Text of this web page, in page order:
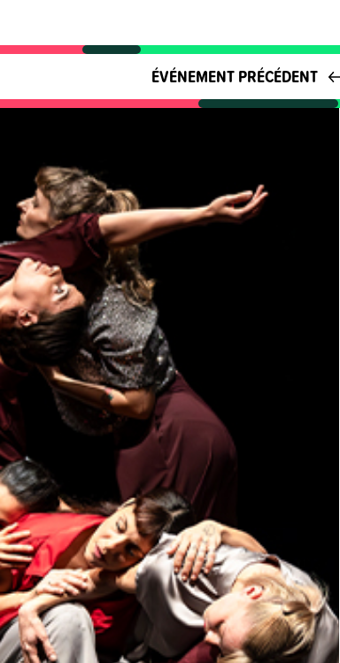
ÉVÉNEMENT PRÉCÉDENT